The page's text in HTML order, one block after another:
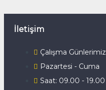
İletişim
Çalışma Günlerimiz
Pazartesi - Cuma
Saat: 09.00 - 19.00